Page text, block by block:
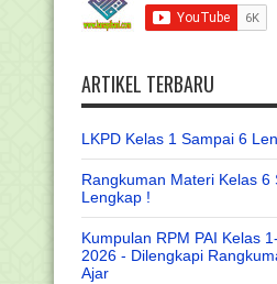
ARTIKEL TERBARU
LKPD Kelas 1 Sampai 6
Rangkuman Materi Kelas 6
Lengkap !
Kumpulan RPM PAI Kelas
2026 - Dilengkapi
Ajar